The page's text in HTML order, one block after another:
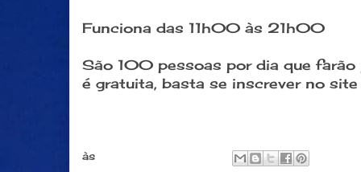
Funciona das 11h00 às 21h00
São 100 pessoas por dia que farão
é gratuita, basta se inscrever no
às